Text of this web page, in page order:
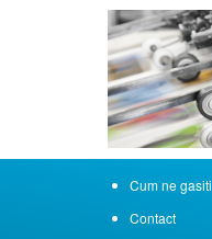
Cum ne gasiti
Contact